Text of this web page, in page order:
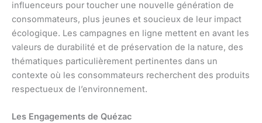
influenceurs pour toucher une nouvelle génération de
consommateurs, plus jeunes et soucieux de leur impact
écologique. Les campagnes en ligne mettent en avant les
valeurs de durabilité et de préservation de la nature, des
thématiques particulièrement pertinentes dans un
contexte où les consommateurs recherchent des produits
respectueux de l’environnement.
Les Engagements de Quézac